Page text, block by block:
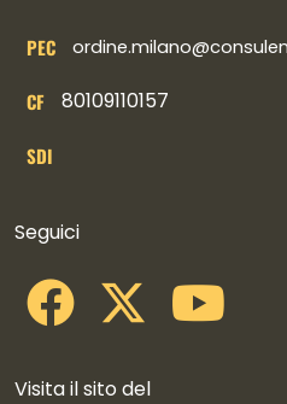
PEC
CF 80109110157
SDI
Seguici
Visita il sito del